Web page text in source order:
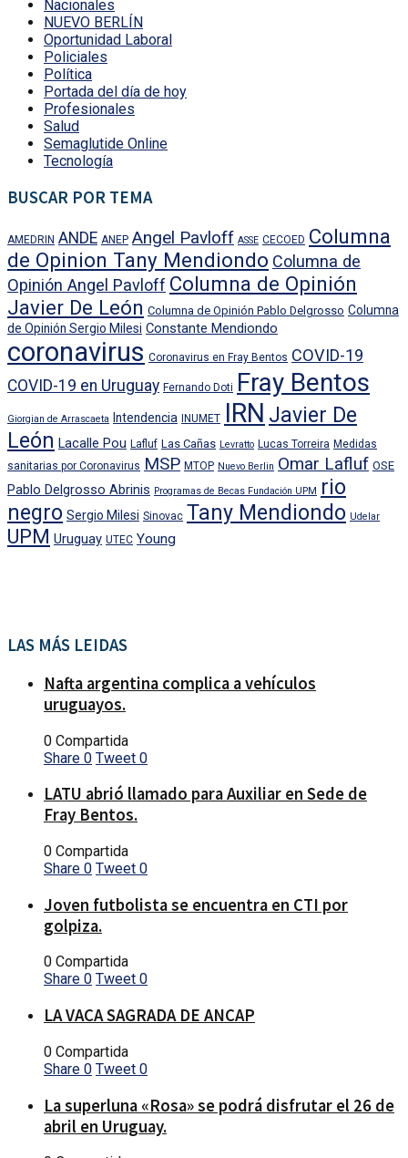
Nacionales
NUEVO BERLÍN
Oportunidad Laboral
Policiales
Política
Portada del día de hoy
Profesionales
Salud
Semaglutide Online
Tecnología
BUSCAR POR TEMA
AMEDRIN ANDE ANEP Angel Pavloff ASSE CECOED Columna
de Opinion Tany Mendiondo Columna de
Opinión Angel Pavloff Columna de Opinión
Javier De León Columna de Opinión Pablo Delgrosso Columna
de Opinión Sergio Milesi Constante Mendiondo
coronavirus Coronavirus en Fray Bentos COVID-19
COVID-19 en Uruguay Fernando Doti Fray Bentos
Giorgian de Arrascaeta Intendencia INUMET IRN Javier De
León Lacalle Pou Lafluf Las Cañas Levratto Lucas Torreira Medidas
sanitarias por Coronavirus MSP MTOP Nuevo Berlin Omar Lafluf OSE
Pablo Delgrosso Abrinis Programas de Becas Fundación UPM
rio
negro Sergio Milesi Sinovac Tany Mendiondo Udelar
UPM Uruguay UTEC Young
LAS MÁS LEIDAS
Nafta argentina complica a vehículos
uruguayos.
0 Compartida
Share 0 Tweet 0
LATU abrió llamado para Auxiliar en Sede de
Fray Bentos.
0 Compartida
Share 0 Tweet 0
Joven futbolista se encuentra en CTI por
golpiza.
0 Compartida
Share 0 Tweet 0
LA VACA SAGRADA DE ANCAP
0 Compartida
Share 0 Tweet 0
La superluna «Rosa» se podrá disfrutar el 26 de
abril en Uruguay.